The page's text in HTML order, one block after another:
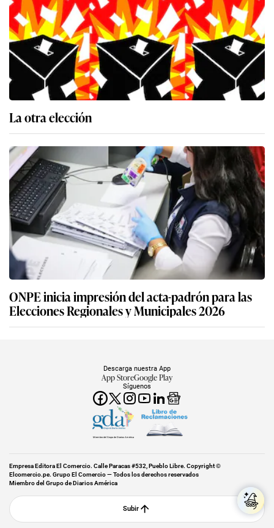
La otra elección
ONPE inicia impresión del acta-padrón para las
Elecciones Regionales y Municipales 2026
Síguenos
Descarga nuestra App
App StoreGoogle Play
Miembro del Grupo de Diarios América
Empresa Editora El Comercio. Calle Paracas #532, Pueblo Libre. Copyright ©
Elcomercio.pe. Grupo El Comercio — Todos los derechos reservados
Miembro del Grupo de Diarios América
Subir